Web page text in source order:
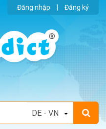
Đăng nhập Đăng ký